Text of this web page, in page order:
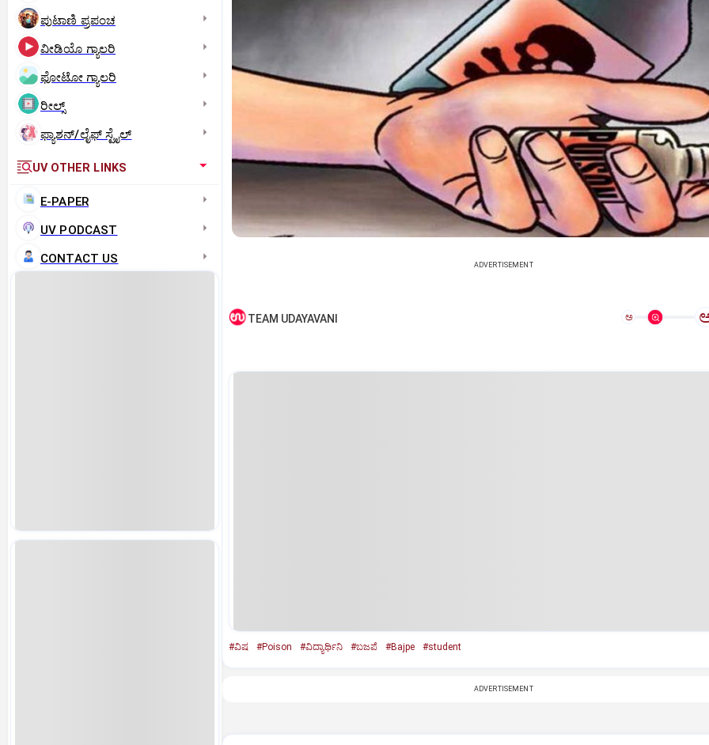
ಪುಟಾಣಿ ಪ್ರಪಂಚ
ವೀಡಿಯೊ ಗ್ಯಾಲರಿ
ಫೋಟೋ ಗ್ಯಾಲರಿ
ರೀಲ್ಸ್
ಫ್ಯಾಶನ್/ಲೈಫ್‌ ಸ್ಟೈಲ್
UV OTHER LINKS
E-PAPER
UV PODCAST
CONTACT US
ADVERTISEMENT
TEAM UDAYAVANI ಅ
#ವಿಷ #Poison #ವಿದ್ಯಾರ್ಥಿನಿ #ಬಜಪೆ #Bajpe #student
ADVERTISEMENT